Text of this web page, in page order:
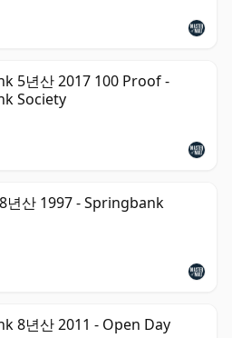
5년산 2017 100 Proof -
Society
년산 1997 - Springbank
8년산 2011 - Open Day